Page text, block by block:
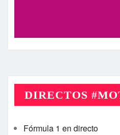
DIRECTOS
Fórmula 1 en directo